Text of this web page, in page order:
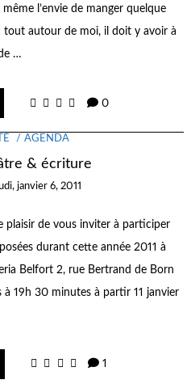
l’envie de manger quelque
tout autour de moi, il doit y avoir à
…
0
AGENDA
& écriture
janvier 6, 2011
plaisir de vous inviter à participer
durant cette année 2011 à
Belfort 2, rue Bertrand de Born
à 19h 30 minutes à partir 11 janvier
1